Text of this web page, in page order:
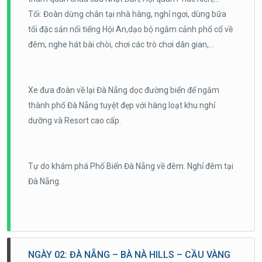
Tối: Đoàn dừng chân tại nhà hàng, nghỉ ngơi, dùng bữa
tối đặc sản nổi tiếng Hội An,dạo bộ ngắm cảnh phố cổ về
đêm, nghe hát bài chòi, chơi các trò chơi dân gian,…
Xe đưa đoàn về lại Đà Nẵng dọc đường biển để ngắm
thành phố Đà Nẵng tuyệt đẹp với hàng loạt khu nghỉ
dưỡng và Resort cao cấp.
Tự do khám phá Phố Biển Đà Nẵng về đêm. Nghỉ đêm tại
Đà Nẵng.
NGÀY 02: ĐÀ NẴNG – BÀ NÀ HILLS – CẦU VÀNG